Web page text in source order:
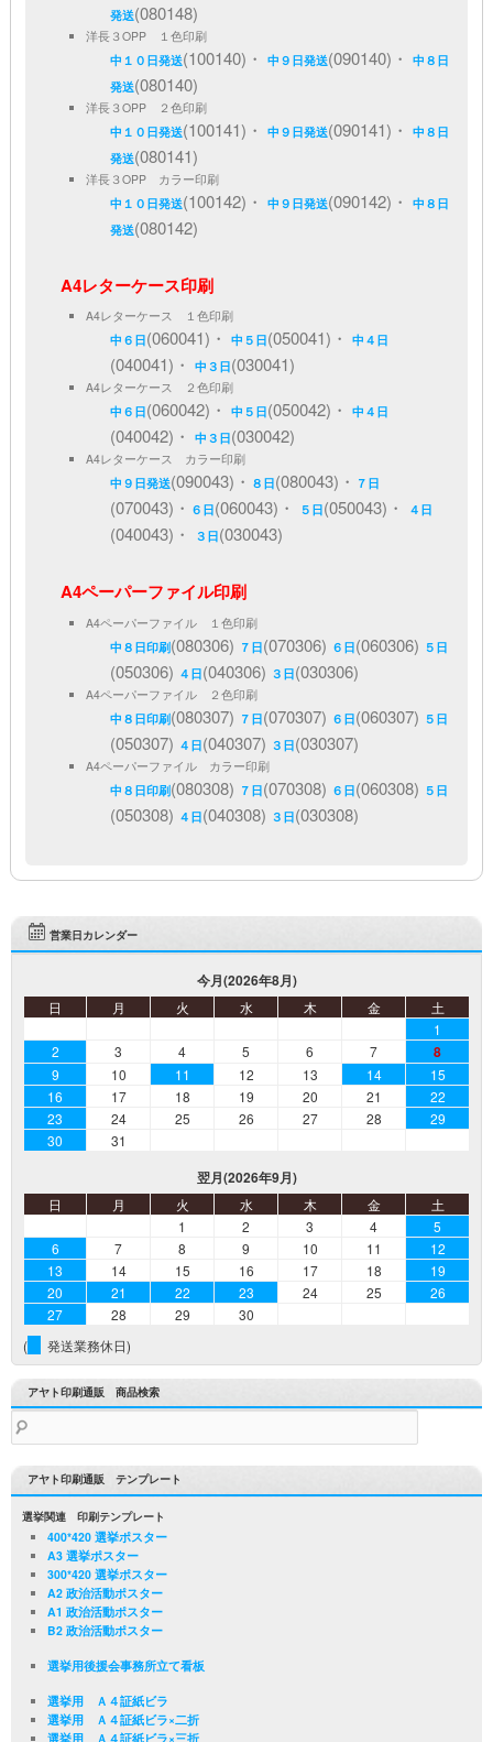
発送(080148)
洋長３OPP １色印刷
中１０日発送(100140)・中９日発送(090140)・中８日
発送(080140)
洋長３OPP ２色印刷
中１０日発送(100141)・中９日発送(090141)・中８日
発送(080141)
洋長３OPP カラー印刷
中１０日発送(100142)・中９日発送(090142)・中８日
発送(080142)
A4レターケース印刷
A4レターケース １色印刷
中６日(060041)・中５日(050041)・中４日
(040041)・中３日(030041)
A4レターケース ２色印刷
中６日(060042)・中５日(050042)・中４日
(040042)・中３日(030042)
A4レターケース カラー印刷
中９日発送(090043)・ ８日(080043)・ ７日
(070043)・ ６日(060043)・ ５日(050043)・ ４日
(040043)・ ３日(030043)
A4ペーパーファイル印刷
A4ペーパーファイル １色印刷
中８日印刷(080306) ７日(070306) ６日(060306) ５日
(050306) ４日(040306) ３日(030306)
A4ペーパーファイル ２色印刷
中８日印刷(080307) ７日(070307) ６日(060307) ５日
(050307) ４日(040307) ３日(030307)
A4ペーパーファイル カラー印刷
中８日印刷(080308) ７日(070308) ６日(060308) ５日
(050308) ４日(040308) ３日(030308)
営業日カレンダー
今月(2026年8月)
日 月 火 水 木 金
土
1
2
3 4 5 6 7 8
9 10 11 12 13 14
15
16
17 18 19 20 21
22
23
24 25 26 27 28
29
30
31
翌月(2026年9月)
日 月 火 水 木 金
土
1
2 3 4
5
6
7 8 9 10 11
12
13
14 15 16 17 18
19
20
21 22 23 24 25
26
27
28 29
30
(
発送業務休日)
アヤト印刷通販 商品検索
検
索:
アヤト印刷通販 テンプレート
選挙関連 印刷テンプレート
400*420 選挙ポスター
A3 選挙ポスター
300*420 選挙ポスター
A2 政治活動ポスター
A1 政治活動ポスター
B2 政治活動ポスター
選挙用後援会事務所立て看板
選挙用 Ａ４証紙ビラ
選挙用 Ａ４証紙ビラ×二折
選挙用 Ａ４証紙ビラ×三折